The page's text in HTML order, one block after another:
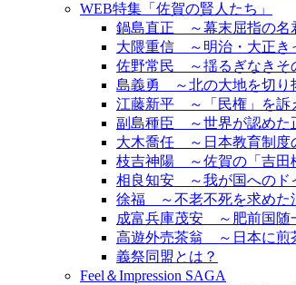
WEB特集「佐賀の賢人たち」
鍋島直正 ～幕末屈指の名
大隈重信 ～明治・大正き
佐野常民 ～揺るぎなきそ
島義勇 ～北の大地を切り
江藤新平 ～「民権」を訴
副島種臣 ～世界が認めた
大木喬任 ～日本教育制度
枝吉神陽 ～佐賀の「吉田
相良知安 ～我が国へのド
徐福 ～不老不死を求めた
成富兵庫茂安 ～肥前国随
高遊外売茶翁 ～日本に煎
義祭同盟とは？
Feel＆Impression SAGA